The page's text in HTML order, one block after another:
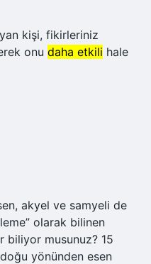
kişi, fikirleriniz
onu daha etkili hale
akyel ve samyeli de
olarak bilinen
biliyor musunuz? 15
yönünden esen